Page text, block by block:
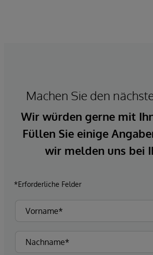
Machen Sie den
Wir würden gerne mit
Füllen Sie einige
wir melden uns bei
*Erforderliche Felder